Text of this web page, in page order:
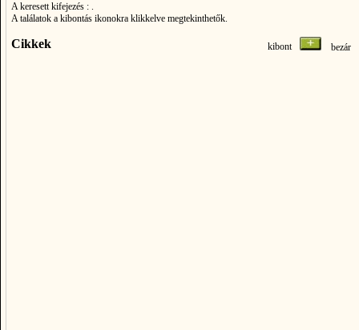
A keresett kifejezés : .
A találatok a kibontás ikonokra klikkelve megtekinthetők.
Cikkek kibont